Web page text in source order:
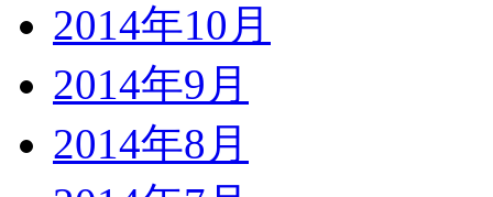
2014年10月
2014年9月
2014年8月